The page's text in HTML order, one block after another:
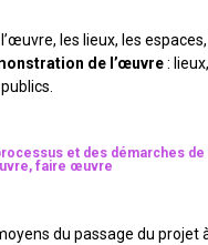
les lieux, les espaces,
de l’œuvre: lieux,
et des démarches de
faire œuvre
du passage du projet